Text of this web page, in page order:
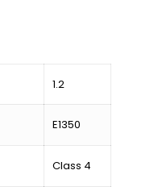
1.2
E1350
Class 4